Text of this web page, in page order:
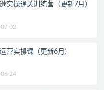
实操通关训练营（更新7月）
02
营实操课（更新6月）
06-24